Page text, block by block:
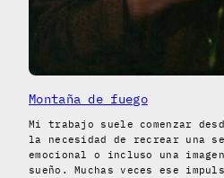
Montaña de fuego
Mi trabajo suele comenzar
la necesidad de recrear una
emocional o incluso una
sueño. Muchas veces ese